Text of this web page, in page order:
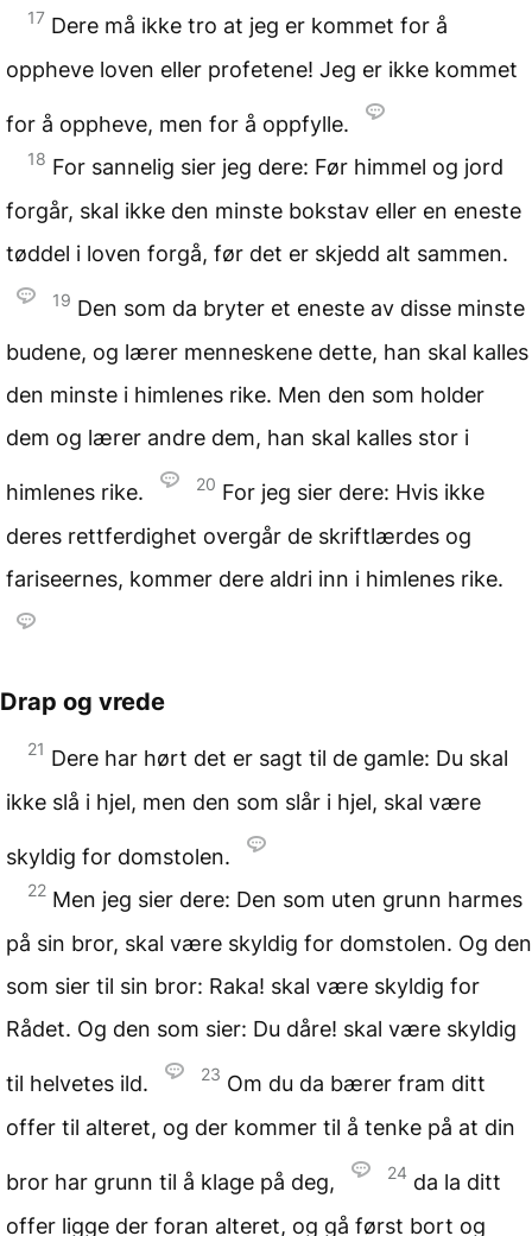
17 Dere må ikke tro at jeg er kommet for å
oppheve loven eller profetene! Jeg er ikke kommet
for å oppheve, men for å oppfylle.
18 For sannelig sier jeg dere: Før himmel og jord
forgår, skal ikke den minste bokstav eller en eneste
tøddel i loven forgå, før det er skjedd alt sammen.
19 Den som da bryter et eneste av disse minste
budene, og lærer menneskene dette, han skal kalles
den minste i himlenes rike. Men den som holder
dem og lærer andre dem, han skal kalles stor i
himlenes rike. 20 For jeg sier dere: Hvis ikke
deres rettferdighet overgår de skriftlærdes og
fariseernes, kommer dere aldri inn i himlenes rike.
Drap og vrede
21 Dere har hørt det er sagt til de gamle: Du skal
ikke slå i hjel, men den som slår i hjel, skal være
skyldig for domstolen.
22 Men jeg sier dere: Den som uten grunn harmes
på sin bror, skal være skyldig for domstolen. Og den
som sier til sin bror: Raka! skal være skyldig for
Rådet. Og den som sier: Du dåre! skal være skyldig
til helvetes ild. 23 Om du da bærer fram ditt
offer til alteret, og der kommer til å tenke på at din
bror har grunn til å klage på deg, 24 da la ditt
offer ligge der foran alteret, og gå først bort og